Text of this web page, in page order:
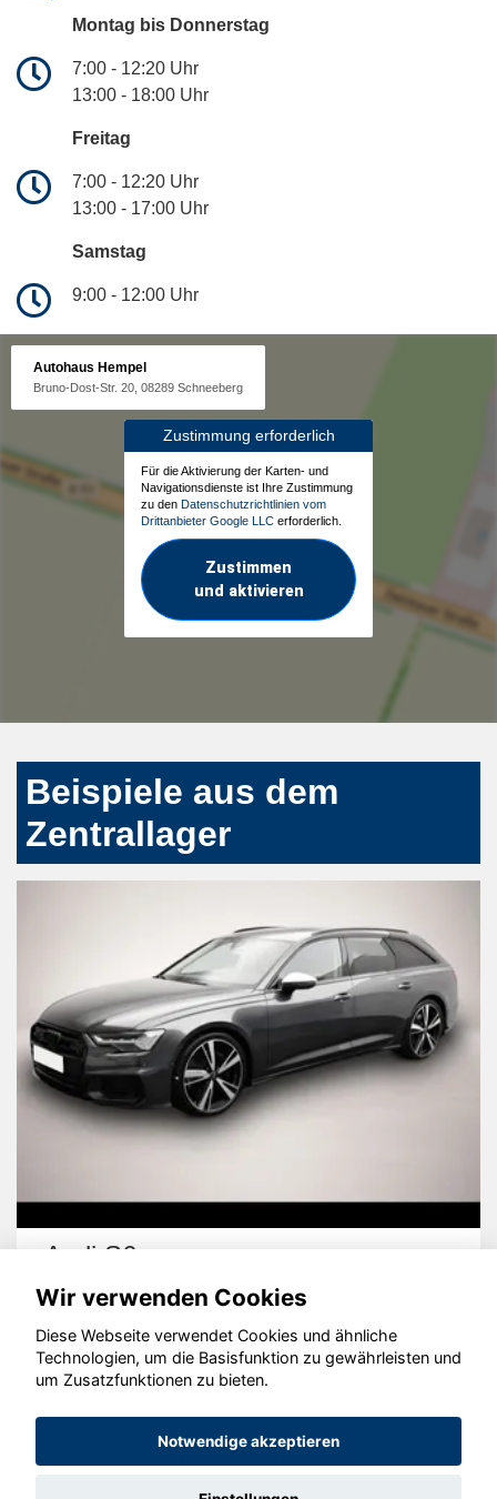
Montag bis Donnerstag
7:00 - 12:20 Uhr
13:00 - 18:00 Uhr
Freitag
7:00 - 12:20 Uhr
13:00 - 17:00 Uhr
Samstag
9:00 - 12:00 Uhr
Autohaus Hempel
Bruno-Dost-Str. 20, 08289 Schneeberg
Zustimmung erforderlich
Für die Aktivierung der Karten- und
Navigationsdienste ist Ihre Zustimmung
zu den Datenschutzrichtlinien vom
Drittanbieter Google LLC erforderlich.
Zustimmen
und aktivieren
Beispiele aus dem
Zentrallager
Audi S6
© konjunkturmotor.de GmbH 2020 - 2026
Wir verwenden Cookies
Diese Webseite verwendet Cookies und ähnliche
Technologien, um die Basisfunktion zu gewährleisten und
um Zusatzfunktionen zu bieten.
Notwendige akzeptieren